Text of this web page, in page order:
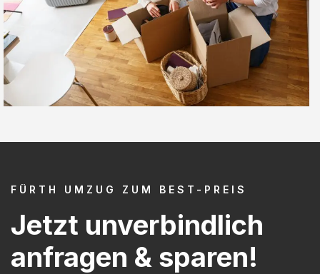
FÜRTH UMZUG ZUM BEST-PREIS
Jetzt unverbindlich
anfragen & sparen!